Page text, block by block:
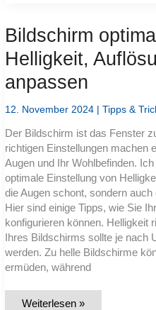
Häufige
Probleme
und
hilfreiche
Tricks
Bildschirm
Helligkeit,
anpassen
12. November 2024 |Tipps &
Der Bildschirm ist das Fenster
richtigen Einstellungen machen
Augen und Ihr Wohlbefinden.
optimale Einstellung von
die Augen schont, sondern
Hier sind einige Tipps, wie Sie
konfigurieren können. Helligkeit
Ihres Bildschirms sollte je nach
werden. Zu helle Bildschirme
ermüden, während
Bildschirm
Weiterlesen »